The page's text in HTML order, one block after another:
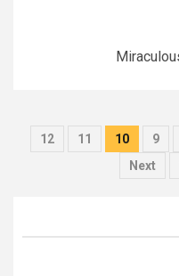
9
10
11
12
Next